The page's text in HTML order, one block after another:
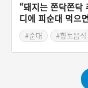
“돼지는 쫀닥쫀닥
디에 피순대 먹으
먹은 기다”
#순대
#향토음식